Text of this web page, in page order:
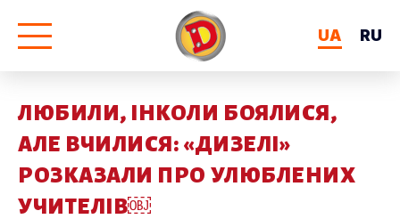
UA
RU
ЛЮБИЛИ, ІНКОЛИ БОЯЛИСЯ,
АЛЕ ВЧИЛИСЯ: «ДИЗЕЛІ»
РОЗКАЗАЛИ ПРО УЛЮБЛЕНИХ
УЧИТЕЛІВ￼